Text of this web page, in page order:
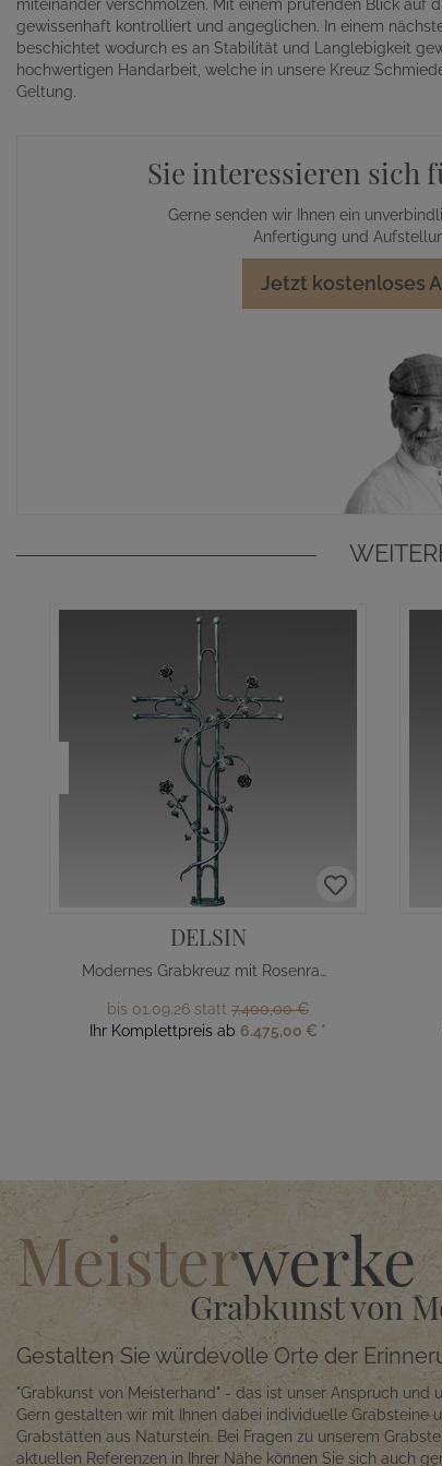
miteinander verschmolzen. Mit einem prüfenden Blick auf
gewissenhaft kontrolliert und angeglichen. In einem
beschichtet wodurch es an Stabilität und Langlebigkeit
hochwertigen Handarbeit, welche in unsere Kreuz
Geltung.
Sie interessieren sich
Gerne senden wir Ihnen ein
Anfertigung und
Jetzt kostenloses
DELSIN
Modernes Grabkreuz mit Rosenranke
bis 01.09.26 statt 7.400,00 €
Ihr Komplettpreis ab 6.475,00 € *
Meisterwerke
Grabkunst von
Gestalten Sie würdevolle Orte der
"Grabkunst von Meisterhand" - das ist unser Anspruch und
Gern gestalten wir mit Ihnen dabei individuelle Grabsteine
Grabstätten aus Naturstein. Bei Fragen zu unserem
aktuellen Referenzen in Ihrer Nähe können Sie sich auch